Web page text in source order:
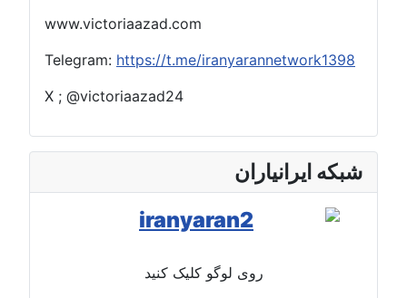
www.victoriaazad.com
Telegram: https://t.me/iranyarannetwork1398
X ; @victoriaazad24
شبکه ایرانیاران
روی لوگو کلیک کنید